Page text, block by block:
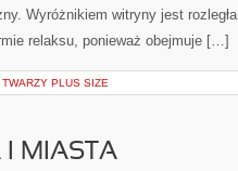
Wyróżnikiem witryny jest
relaksu, ponieważ obejmuje […]
PLUS SIZE
I MIASTA